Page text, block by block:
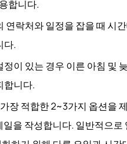
합니다.
연락처와 일정을 잡을 때 시
다.
정이 있는 경우 이른 아침 및
합니다.
장 적합한 2~3가지 옵션을
일을 작성합니다. 일반적으로